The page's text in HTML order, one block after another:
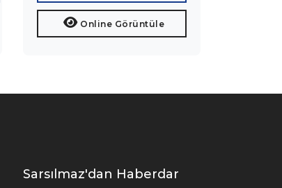
Online Görüntüle
Sarsılmaz'dan Haberdar